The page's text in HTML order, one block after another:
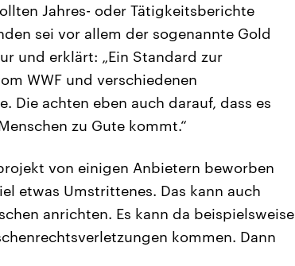
Jahres- oder Tätigkeitsberichte
sei vor allem der sogenannte Gold
und erklärt: „Ein Standard zur
WWF und verschiedenen
achten eben auch darauf, dass es
zu Gute kommt.“
von einigen Anbietern beworben
etwas Umstrittenes. Das kann auch
anrichten. Es kann da beispielsweise
kommen. Dann